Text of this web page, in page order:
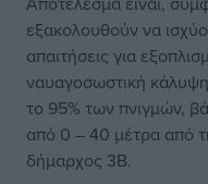
εξακολουθούν να
απαιτήσεις για
ναυαγοσωστική
το 95% των πνιγμών,
από 0 – 40 μέτρα από
δήμαρχος 3Β.